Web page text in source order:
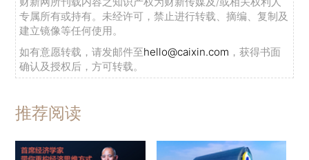
专属所有或持有。未经许可，禁止进行转载、摘编、复制及
建立镜像等任何使用。
如有意愿转载，请发邮件至hello@caixin.com ，获得书面
确认及授权后，方可转载。
推荐阅读